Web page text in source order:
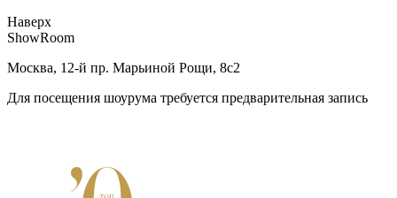
Наверх
ShowRoom
Москва, 12-й пр. Марьиной Рощи, 8с2
Для посещения шоурума требуется предварительная запись